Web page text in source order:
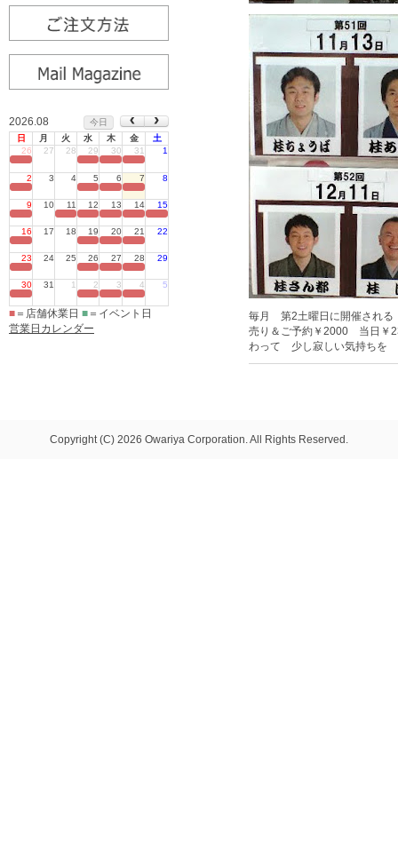
2026.08
今日
日
月 火 水 木 金
土
26
27 28 29 30 31 1
2 3 4 5 6 7 8
9 10 11 12 13 14 15
16 17 18 19 20 21 22
23 24 25 26 27 28 29
30 31 1 2 3 4 5
■ ＝店舗休業日 ■ ＝イベント日
営業日カレンダー
毎月 第2土曜日に開催され
売り＆ご予約￥2000 当日
わって 少し寂しい気持ちを
Copyright (C) 2026 Owariya Corporation. All Rights Reserved.